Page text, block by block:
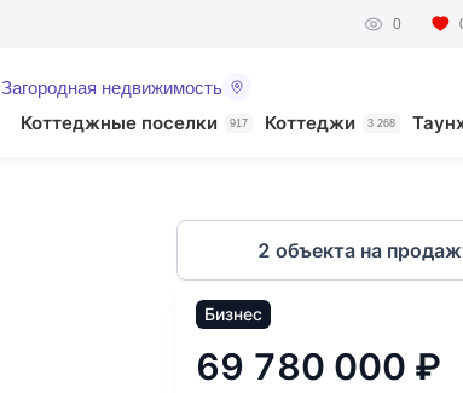
0
Загородная недвижимость
Коттеджные поселки 917 Коттеджи 3 268
2 объекта на
Бизнес
69 780 000 ₽